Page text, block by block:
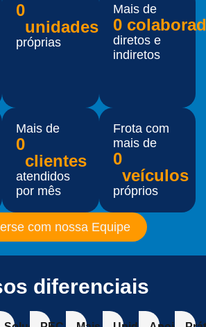
0
unidades
próprias
Mais de
0
diretos e
indiretos
Mais de
0
clientes
atendidos
por mês
Frota com
mais de
0
veículos
próprios
com nossa Equipe
diferenciais